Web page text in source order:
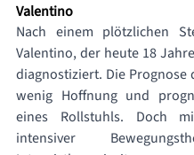
Valentino
Nach einem plötzlichen
Valentino, der heute 18
diagnostiziert. Die Prognose
wenig Hoffnung und
eines Rollstuhls. Doch
intensiver